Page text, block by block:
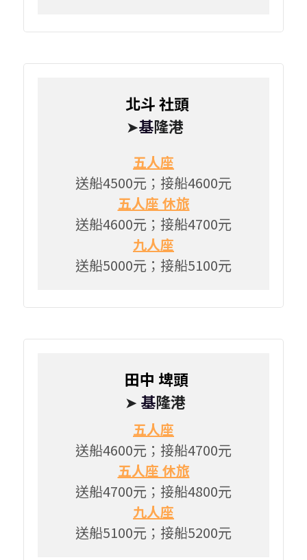
   北斗 社頭
➤基隆港
五人座
送船4500元；接船4600元
五人座 休旅
送船4600元；接船4700元
九人座
送船5000元；接船5100元
田中 埤頭
➤ 基隆港
五人座
送船4600元；接船4700元
五人座 休旅
送船4700元；接船4800元
九人座
送船5100元；接船5200元